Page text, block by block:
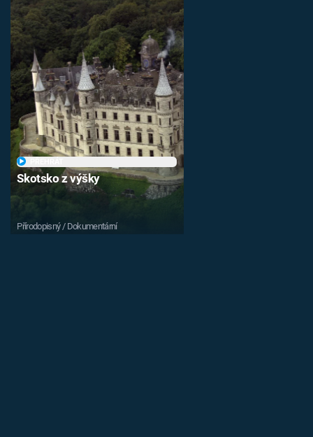
Skotsko z výšky
Přírodopisný / Dokumentární